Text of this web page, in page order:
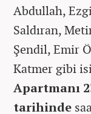
Abdullah,
Saldıran,
Şendil, Emir
Katmer gibi
Apartmanı
tarihinde